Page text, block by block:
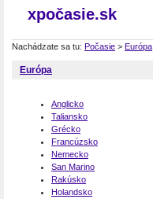
xpočasie.sk
Nachádzate sa tu: Počasie > Európa
Európa
Anglicko
Taliansko
Grécko
Francúzsko
Nemecko
San Marino
Rakúsko
Holandsko